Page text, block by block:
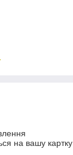
на вашу картку